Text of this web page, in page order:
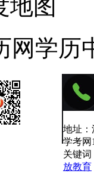
地图
网学历
地址：
学考网
关键词
放教育